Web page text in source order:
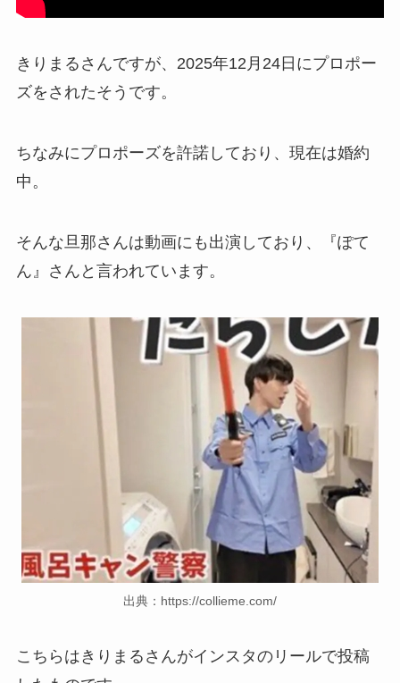
きりまるさんですが、2025年12月24日にプロポー
ズをされたそうです。
ちなみにプロポーズを許諾しており、現在は婚約
中。
そんな旦那さんは動画にも出演しており、『ぽて
ん』さんと言われています。
出典：https://collieme.com/
こちらはきりまるさんがインスタのリールで投稿